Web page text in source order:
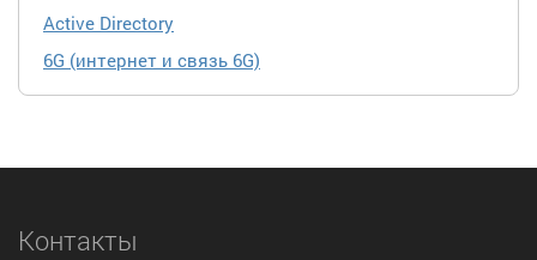
Active Directory
6G (интернет и связь 6G)
Контакты